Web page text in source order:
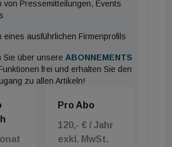
von Pressemitteilungen, Events
eines ausführlichen Firmenprofils
Sie über unsere ABONNEMENTS
frei und erhalten Sie den
zu allen Artikeln!
Pro Abo
120,- € / Jahr
exkl. MwSt.